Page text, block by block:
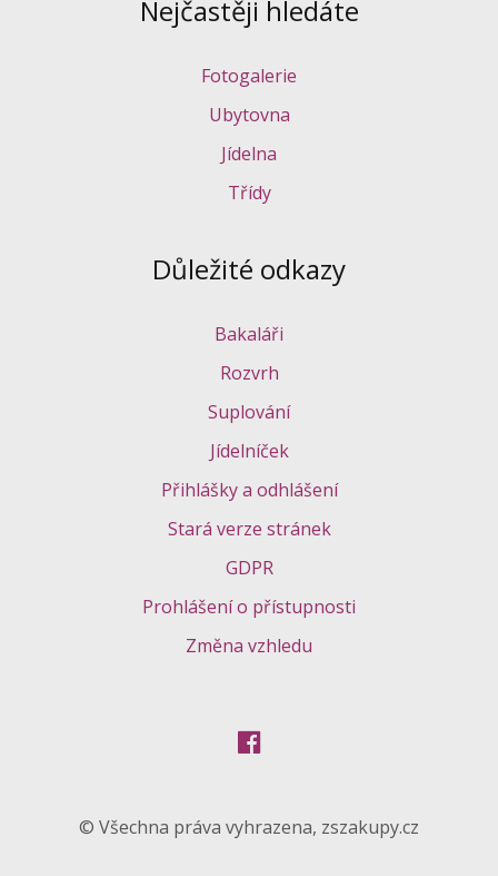
Nejčastěji hledáte
Fotogalerie
Ubytovna
Jídelna
Třídy
Důležité odkazy
Bakaláři
Rozvrh
Suplování
Jídelníček
Přihlášky a odhlášení
Stará verze stránek
GDPR
Prohlášení o přístupnosti
Změna vzhledu
© Všechna práva vyhrazena, zszakupy.cz